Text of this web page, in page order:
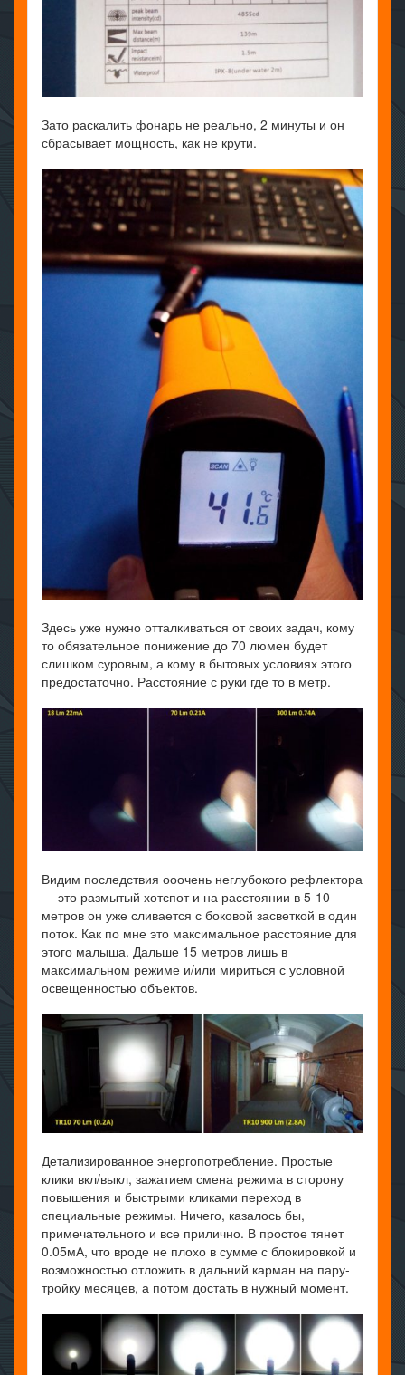
Зато раскалить фонарь не реально, 2 минуты и он
сбрасывает мощность, как не крути.
Здесь уже нужно отталкиваться от своих задач, кому
то обязательное понижение до 70 люмен будет
слишком суровым, а кому в бытовых условиях этого
предостаточно. Расстояние с руки где то в метр.
Видим последствия ооочень неглубокого рефлектора
— это размытый хотспот и на расстоянии в 5-10
метров он уже сливается с боковой засветкой в один
поток. Как по мне это максимальное расстояние для
этого малыша. Дальше 15 метров лишь в
максимальном режиме и/или мириться с условной
освещенностью объектов.
Детализированное энергопотребление. Простые
клики вкл/выкл, зажатием смена режима в сторону
повышения и быстрыми кликами переход в
специальные режимы. Ничего, казалось бы,
примечательного и все прилично. В простое тянет
0.05мА, что вроде не плохо в сумме с блокировкой и
возможностью отложить в дальний карман на пару-
тройку месяцев, а потом достать в нужный момент.